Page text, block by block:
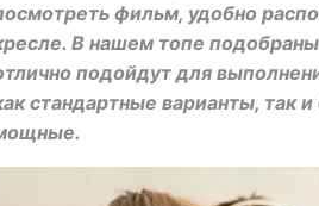
фильм, удобно
В нашем топе
подойдут для
стандартные варианты, так